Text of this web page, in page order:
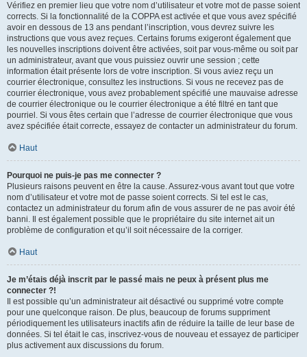
Vérifiez en premier lieu que votre nom d’utilisateur et votre mot de passe soient
corrects. Si la fonctionnalité de la COPPA est activée et que vous avez spécifié
avoir en dessous de 13 ans pendant l’inscription, vous devrez suivre les
instructions que vous avez reçues. Certains forums exigeront également que
les nouvelles inscriptions doivent être activées, soit par vous-même ou soit par
un administrateur, avant que vous puissiez ouvrir une session ; cette
information était présente lors de votre inscription. Si vous aviez reçu un
courrier électronique, consultez les instructions. Si vous ne recevez pas de
courrier électronique, vous avez probablement spécifié une mauvaise adresse
de courrier électronique ou le courrier électronique a été filtré en tant que
pourriel. Si vous êtes certain que l’adresse de courrier électronique que vous
avez spécifiée était correcte, essayez de contacter un administrateur du forum.
Haut
Pourquoi ne puis-je pas me connecter ?
Plusieurs raisons peuvent en être la cause. Assurez-vous avant tout que votre
nom d’utilisateur et votre mot de passe soient corrects. Si tel est le cas,
contactez un administrateur du forum afin de vous assurer de ne pas avoir été
banni. Il est également possible que le propriétaire du site internet ait un
problème de configuration et qu’il soit nécessaire de la corriger.
Haut
Je m’étais déjà inscrit par le passé mais ne peux à présent plus me
connecter ?!
Il est possible qu’un administrateur ait désactivé ou supprimé votre compte
pour une quelconque raison. De plus, beaucoup de forums suppriment
périodiquement les utilisateurs inactifs afin de réduire la taille de leur base de
données. Si tel était le cas, inscrivez-vous de nouveau et essayez de participer
plus activement aux discussions du forum.